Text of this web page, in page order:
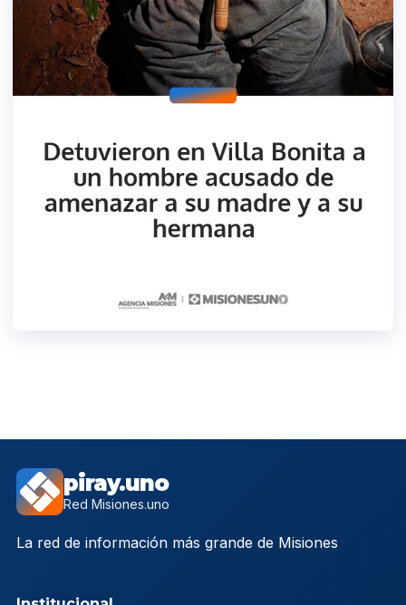
piray.uno
Red Misiones.uno
La red de información más grande de Misiones